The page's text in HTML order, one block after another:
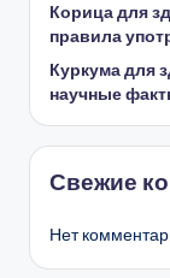
Корица для
правила
Куркума для
научные
Свежие
Нет